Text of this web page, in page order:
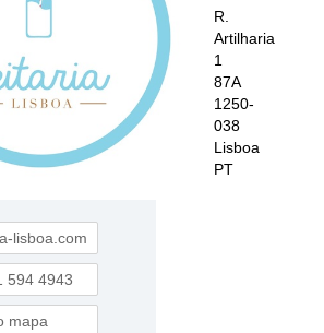
R.
Artilharia
1
87A
1250-
038
Lisboa
PT
lisboa.com
594 4943
mapa